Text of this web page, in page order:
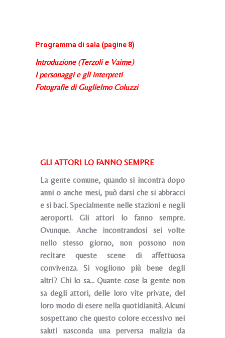
Programma di sala (pagine 8)
Introduzione (Terzoli e Vaime)
I personaggi e gli interpreti
Fotografie di Guglielmo Coluzzi
GLI ATTORI LO FANNO SEMPRE
La gente comune, quando si incontra dopo
anni o anche mesi, può darsi che si abbracci
e si baci. Specialmente nelle stazioni e negli
aeroporti. Gli attori lo fanno sempre.
Ovunque. Anche incontrandosi sei volte
nello stesso giorno, non possono non
recitare queste scene di affettuosa
convivenza. Si vogliono più bene degli
altri? Chi lo sa... Quante cose la gente non
sa degli attori, delle loro vite private, del
loro modo di esere nella quotidianità. Alcuni
sospettano che questo colore eccessivo nei
saluti nasconda una perversa malizia da